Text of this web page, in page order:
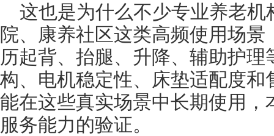
这也是为什么不少专业养老
院、康养社区这类高频使用场
历起背、抬腿、升降、辅助护
构、电机稳定性、床垫适配度
能在这些真实场景中长期使用
服务能力的验证。